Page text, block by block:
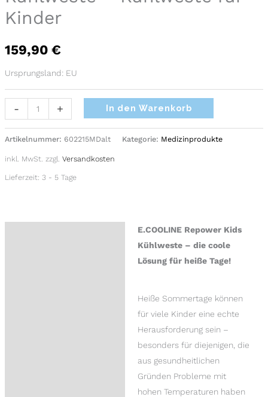
Kinder
159,90 €
Ursprungsland: EU
-
Kühlweste
Kinder
+ In den Warenkorb
Artikelnummer: 602215MDalt Kategorie: Medizinprodukte
inkl. MwSt. zzgl. Versandkosten
Lieferzeit: 3 - 5 Tage
E.COOLINE Repower Kids
Kühlweste – die coole
Lösung für heiße Tage!
Heiße Sommertage können
für viele Kinder eine echte
Herausforderung sein –
besonders für diejenigen, die
aus gesundheitlichen
Gründen Probleme mit
hohen Temperaturen haben